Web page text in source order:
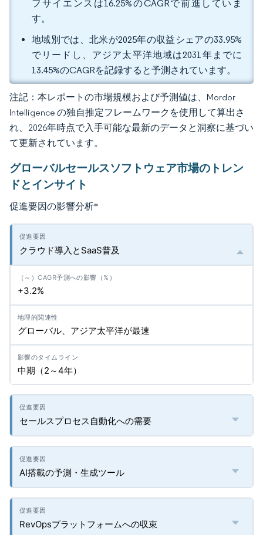
フサイエンスは16.25%のCAGRで前進していま
す。
地域別では、北米が2025年の収益シェアの33.95%
でリードし、アジア太平洋地域は2031年までに
13.45%のCAGRを記録すると予測されています。
注記：本レポートの市場規模および予測値は、Mordor
Intelligence の独自推定フレームワークを使用して算出さ
れ、2026年時点で入手可能な最新のデータと洞察に基づい
て更新されています。
グローバルセールスソフトウェア市場のトレン
ドとインサイト
促進要因の影響分析*
クラウド導入とSaaS普及
+3.2%
グローバル、アジア太平洋が最速
中期（2～4年）
セールスプロセス自動化への需要
AI搭載の予測・生成ツール
RevOpsプラットフォームへの収束